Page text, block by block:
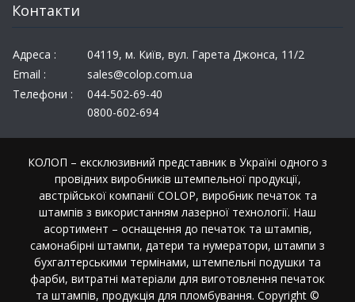
Контакти
Адреса :
04119, м. Київ, вул. Гарета Джонса, 11/2
Email :
sales@colop.com.ua
Телефони :
044-502-69-40
0800-602-694
КОЛОП – ексклюзивний представник в Україні одного з
провідних виробників штемпельної продукції,
австрійської компанії COLOP, виробник печаток та
штампів з використанням лазерної технології. Наш
асортимент – оснащення до печаток та штампів,
самонабірні штампи, датери та нумератори, штампи з
бухгалтерськими термінами, штемпельні подушки та
фарби, витратні матеріали для виготовлення печаток
та штампів, продукція для пломбування. Copyright ©